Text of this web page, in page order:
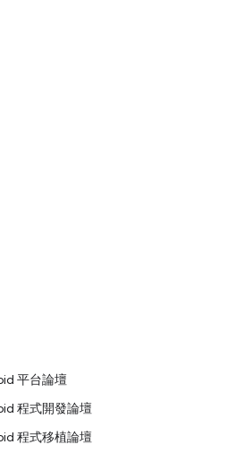
平台論壇
程式開發論壇
程式移植論壇